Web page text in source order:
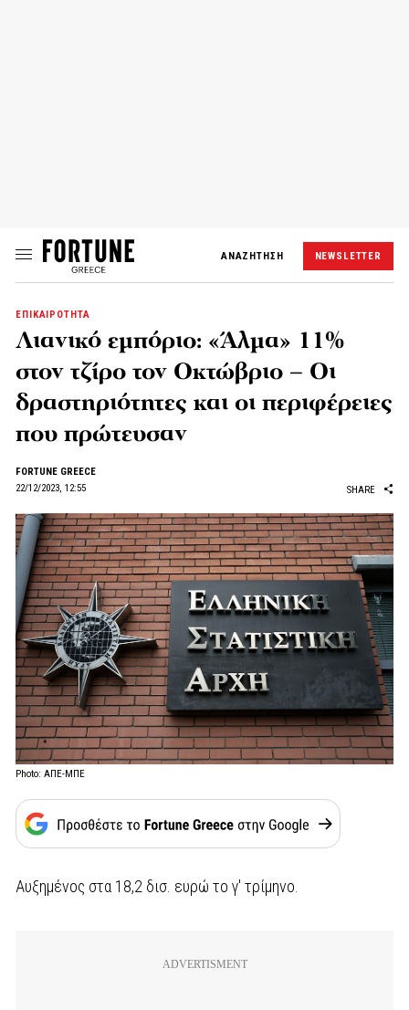
ΑΝΑΖΗΤΗΣΗ NEWSLETTER
ΕΠΙΚΑΙΡΟΤΗΤΑ
Λιανικό εμπόριο: «Άλμα» 11%
στον τζίρο τον Οκτώβριο – Οι
δραστηριότητες και οι περιφέρειες
που πρώτευσαν
FORTUNE GREECE
22/12/2023, 12:55
SHARE
Photo: ΑΠΕ-ΜΠΕ
Αυξημένος στα 18,2 δισ. ευρώ το γ' τρίμηνο.